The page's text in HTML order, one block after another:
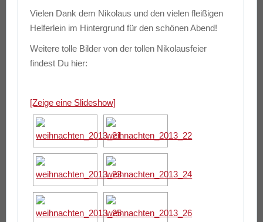
Vielen Dank dem Nikolaus und den vielen fleißigen
Helferlein im Hintergrund für den schönen Abend!
Weitere tolle Bilder von der tollen Nikolausfeier
findest Du hier:
[Zeige eine Slideshow]